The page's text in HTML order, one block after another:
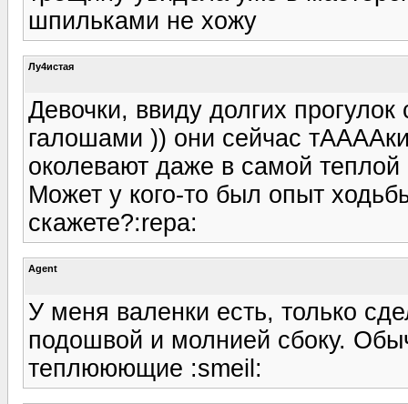
шпильками не хожу
Лу4истая
Девочки, ввиду долгих
галошами )) они сейчас
околевают даже в самой теплой
Может у кого-то был опыт
скажете?:repa:
Agent
У меня валенки есть, только
подошвой и молнией сбоку.
теплююющие :smeil: